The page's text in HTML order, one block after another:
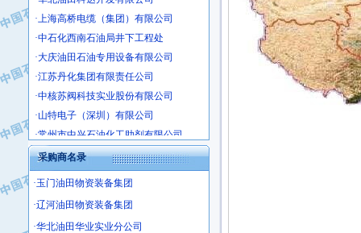
·上海高桥电缆（集团）有限公司
·中石化西南石油局井下工程处
·大庆油田石油专用设备有限公司
·江苏丹化集团有限责任公司
·中核苏阀科技实业股份有限公司
·山特电子（深圳）有限公司
·常州市中兴石油化工助剂有限公司
·姜堰市三联助剂有限公司
·四川中光高技术研究所有限责任公司
·江苏天安防雷工程有限责任公司
·山东东营胜利工业园区
·自贡五洲防腐安装有限公司
采购商名录
·玉门油田物资装备集团
·辽河油田物资装备集团
·华北油田华业实业分公司